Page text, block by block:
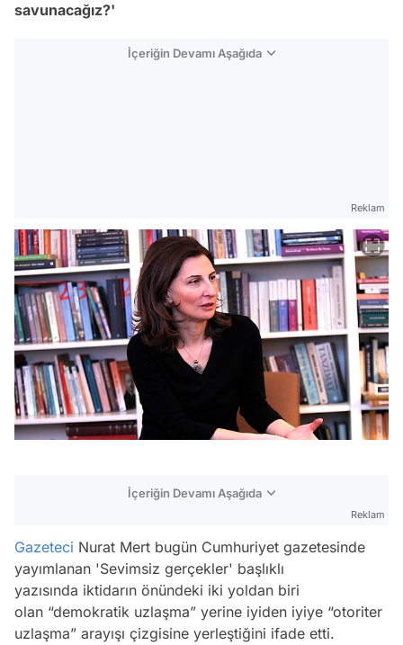
savunacağız?'
İçeriğin Devamı Aşağıda
Reklam
İçeriğin Devamı Aşağıda
Reklam
Gazeteci Nurat Mert bugün Cumhuriyet gazetesinde
yayımlanan 'Sevimsiz gerçekler' başlıklı
yazısında iktidarın önündeki iki yoldan biri
olan “demokratik uzlaşma” yerine iyiden iyiye “otoriter
uzlaşma” arayışı çizgisine yerleştiğini ifade etti.